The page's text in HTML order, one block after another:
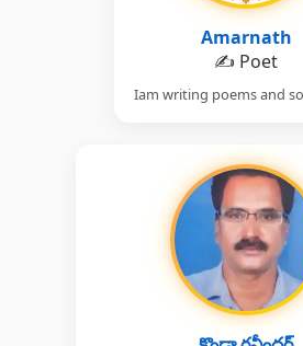
Amarnath
✍️ Poet
Iam writing poems and